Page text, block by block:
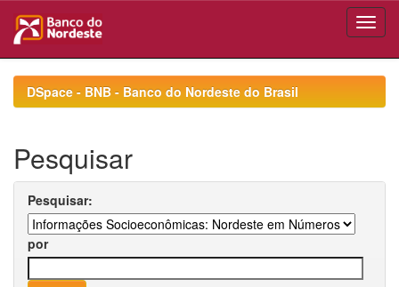
navigationDSpace - BNB - Banco do Nordeste do Brasil
Pesquisar
Pesquisar:
por